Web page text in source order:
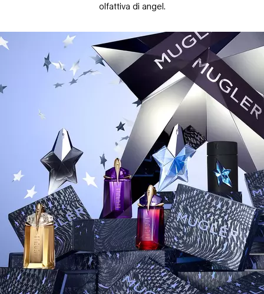
olfattiva di angel.
Sezione PDP eventuali dubbi